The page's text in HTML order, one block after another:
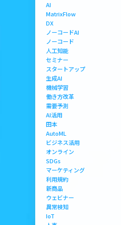
AI
MatrixFlow
DX
ノーコードAI
ノーコード
人工知能
セミナー
スタートアップ
生成AI
機械学習
働き方改革
需要予測
AI活用
田本
AutoML
ビジネス活用
オンライン
SDGs
マーケティング
利用規約
新商品
ウェビナー
異常検知
IoT